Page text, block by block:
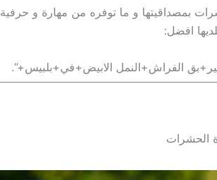
بمصداقيتها و ما توفره من مهارة و حرفية
افضل:
الفراش+النمل الابيض+في+بلبيس+”.